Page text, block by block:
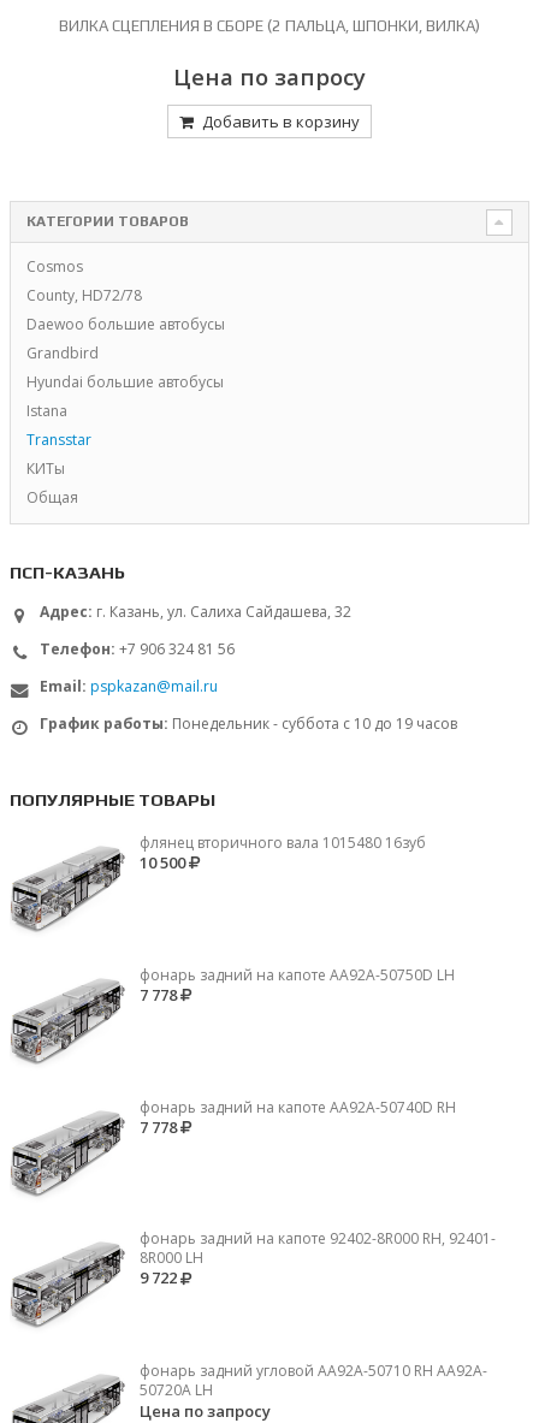
ВИЛКА СЦЕПЛЕНИЯ В СБОРЕ (2 ПАЛЬЦА, ШПОНКИ, ВИЛКА)
Цена по запросу
Добавить в корзину
КАТЕГОРИИ ТОВАРОВ
Cosmos
County, HD72/78
Daewoo большие автобусы
Grandbird
Hyundai большие автобусы
Istana
Transstar
КИТы
Общая
ПСП-КАЗАНЬ
Адрес: г. Казань, ул. Салиха Сайдашева, 32
Телефон: +7 906 324 81 56
Email: pspkazan@mail.ru
График работы: Понедельник - суббота с 10 до 19 часов
ПОПУЛЯРНЫЕ ТОВАРЫ
флянец вторичного вала 1015480 16зуб
10 500
фонарь задний на капоте AA92A-50750D LH
7 778
фонарь задний на капоте AA92A-50740D RH
7 778
фонарь задний на капоте 92402-8R000 RH, 92401-
8R000 LH
9 722
фонарь задний угловой AA92A-50710 RH AA92A-
50720A LH
Цена по запросу